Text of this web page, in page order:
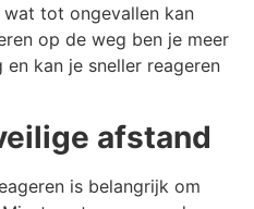
tot ongevallen kan
op de weg ben je meer
kan je sneller reageren
afstand
is belangrijk om